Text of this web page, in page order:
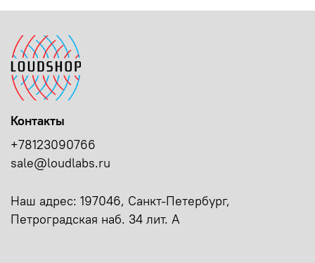
Контакты
+78123090766
sale@loudlabs.ru
Наш адрес: 197046, Санкт-Петербург,
Петроградская наб. 34 лит. А